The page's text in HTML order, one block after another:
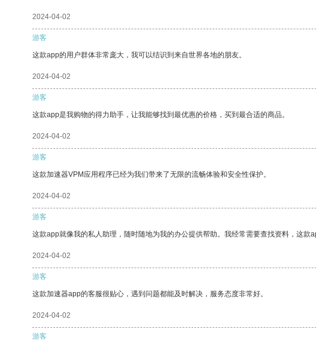
2024-04-02
游客
这款app的用户群体非常庞大，我可以结识到来自世界各地的朋友。
2024-04-02
游客
这款app是我购物的得力助手，让我能够找到最优惠的价格，买到最合适的商品。
2024-04-02
游客
这款加速器VPM应用程序已经为我们带来了无限的流畅体验和安全性保护。
2024-04-02
游客
这款app就像我的私人助理，随时随地为我的办公提供帮助。我经常需要查找资料，这款
2024-04-02
游客
这款加速器app的客服很贴心，遇到问题都能及时解决，服务态度非常好。
2024-04-02
游客